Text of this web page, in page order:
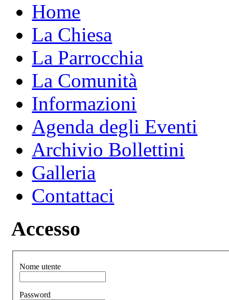
Home
La Chiesa
La Parrocchia
La Comunità
Informazioni
Agenda degli Eventi
Archivio Bollettini
Galleria
Contattaci
Accesso
Nome utente
Password